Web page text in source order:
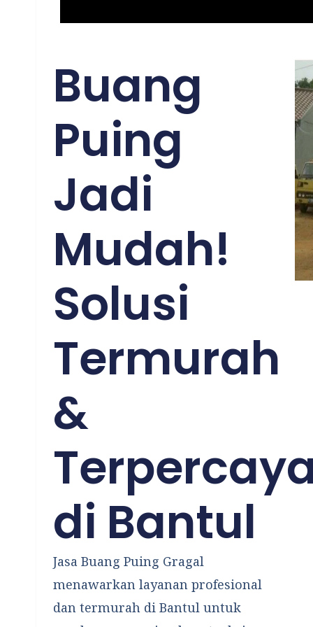
Buang
Puing
Jadi
Mudah!
Solusi
Termurah
&
di Bantul
Jasa Buang Puing Gragal
menawarkan layanan profesional
dan termurah di Bantul untuk